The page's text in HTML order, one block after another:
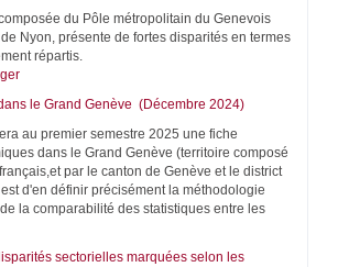
du Pôle métropolitain du Genevois
Nyon, présente de fortes disparités en termes
répartis.
le Grand Genève (Décembre 2024)
au premier semestre 2025 une fiche
dans le Grand Genève (territoire composé
par le canton de Genève et le district
d'en définir précisément la méthodologie
la comparabilité des statistiques entre les
sectorielles marquées selon les